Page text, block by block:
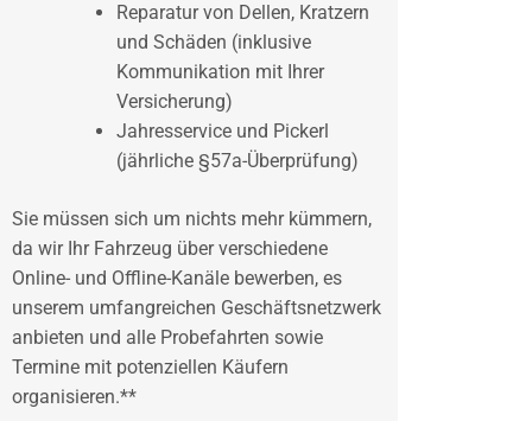
Reparatur von Dellen, Kratzern
und Schäden (inklusive
Kommunikation mit Ihrer
Versicherung)
Jahresservice und Pickerl
(jährliche §57a-Überprüfung)
Sie müssen sich um nichts mehr kümmern,
da wir Ihr Fahrzeug über verschiedene
Online- und Offline-Kanäle bewerben, es
unserem umfangreichen Geschäftsnetzwerk
anbieten und alle Probefahrten sowie
Termine mit potenziellen Käufern
organisieren.**